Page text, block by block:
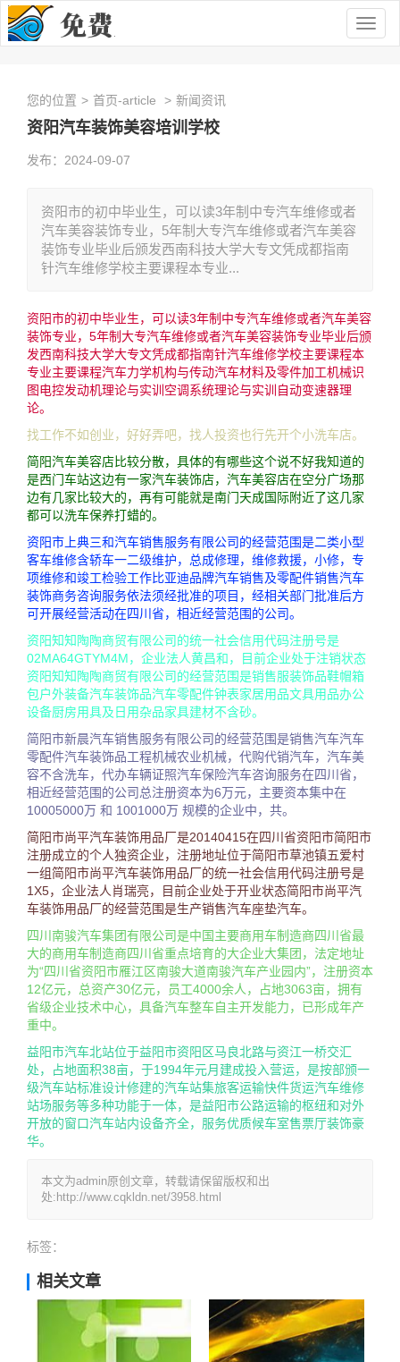
您的位置 > 首页-article > 新闻资讯
资阳汽车装饰美容培训学校
发布：2024-09-07
资阳市的初中毕业生，可以读3年制中专汽车维修或者
汽车美容装饰专业，5年制大专汽车维修或者汽车美容
装饰专业毕业后颁发西南科技大学大专文凭成都指南
针汽车维修学校主要课程本专业...
资阳市的初中毕业生，可以读3年制中专汽车维修或者汽车美容
装饰专业，5年制大专汽车维修或者汽车美容装饰专业毕业后颁
发西南科技大学大专文凭成都指南针汽车维修学校主要课程本
专业主要课程汽车力学机构与传动汽车材料及零件加工机械识
图电控发动机理论与实训空调系统理论与实训自动变速器理
论。
找工作不如创业，好好弄吧，找人投资也行先开个小洗车店。
简阳汽车美容店比较分散，具体的有哪些这个说不好我知道的
是西门车站这边有一家汽车装饰店，汽车美容店在空分广场那
边有几家比较大的，再有可能就是南门天成国际附近了这几家
都可以洗车保养打蜡的。
资阳市上典三和汽车销售服务有限公司的经营范围是二类小型
客车维修含轿车一二级维护，总成修理，维修救援，小修，专
项维修和竣工检验工作比亚迪品牌汽车销售及零配件销售汽车
装饰商务咨询服务依法须经批准的项目，经相关部门批准后方
可开展经营活动在四川省，相近经营范围的公司。
资阳知知陶陶商贸有限公司的统一社会信用代码注册号是
02MA64GTYM4M，企业法人黄昌和，目前企业处于注销状态
资阳知知陶陶商贸有限公司的经营范围是销售服装饰品鞋帽箱
包户外装备汽车装饰品汽车零配件钟表家居用品文具用品办公
设备厨房用具及日用杂品家具建材不含砂。
简阳市新晨汽车销售服务有限公司的经营范围是销售汽车汽车
零配件汽车装饰品工程机械农业机械，代购代销汽车，汽车美
容不含洗车，代办车辆证照汽车保险汽车咨询服务在四川省，
相近经营范围的公司总注册资本为6万元，主要资本集中在
10005000万 和 1001000万 规模的企业中，共。
简阳市尚平汽车装饰用品厂是20140415在四川省资阳市简阳市
注册成立的个人独资企业，注册地址位于简阳市草池镇五爱村
一组简阳市尚平汽车装饰用品厂的统一社会信用代码注册号是
1X5，企业法人肖瑞亮，目前企业处于开业状态简阳市尚平汽
车装饰用品厂的经营范围是生产销售汽车座垫汽车。
四川南骏汽车集团有限公司是中国主要商用车制造商四川省最
大的商用车制造商四川省重点培育的大企业大集团，法定地址
为“四川省资阳市雁江区南骏大道南骏汽车产业园内”，注册资本
12亿元，总资产30亿元，员工4000余人，占地3063亩，拥有
省级企业技术中心，具备汽车整车自主开发能力，已形成年产
重中。
益阳市汽车北站位于益阳市资阳区马良北路与资江一桥交汇
处，占地面积38亩，于1994年元月建成投入营运，是按部颁一
级汽车站标准设计修建的汽车站集旅客运输快件货运汽车维修
站场服务等多种功能于一体，是益阳市公路运输的枢纽和对外
开放的窗口汽车站内设备齐全，服务优质候车室售票厅装饰豪
华。
本文为admin原创文章，转载请保留版权和出
处:http://www.cqkldn.net/3958.html
标签：
相关文章